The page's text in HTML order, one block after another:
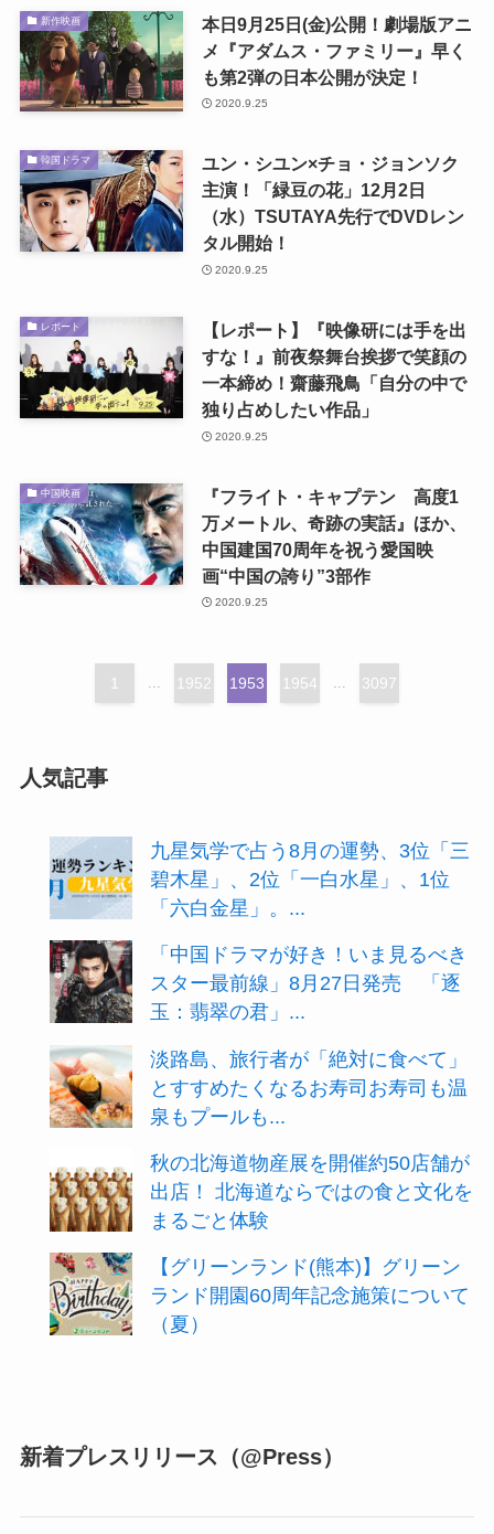
新作映画
本日9月25日(金)公開！劇場版アニ
メ『アダムス・ファミリー』早く
も第2弾の日本公開が決定！
2020.9.25
韓国ドラマ
ユン・シユン×チョ・ジョンソク
主演！「緑豆の花」12月2日
（水）TSUTAYA先行でDVDレン
タル開始！
2020.9.25
レポート
【レポート】『映像研には手を出
すな！』前夜祭舞台挨拶で笑顔の
一本締め！齋藤飛鳥「自分の中で
独り占めしたい作品」
2020.9.25
中国映画
『フライト・キャプテン 高度1
万メートル、奇跡の実話』ほか、
中国建国70周年を祝う愛国映
画“中国の誇り”3部作
2020.9.25
1 ... 1952 1953 1954 ... 3097
人気記事
九星気学で占う8月の運勢、3位「三
碧木星」、2位「一白水星」、1位
「六白金星」。...
「中国ドラマが好き！いま見るべき
スター最前線」8月27日発売 「逐
玉：翡翠の君」...
淡路島、旅行者が「絶対に食べて」
とすすめたくなるお寿司お寿司も温
泉もプールも...
秋の北海道物産展を開催約50店舗が
出店！ 北海道ならではの食と文化を
まるごと体験
【グリーンランド(熊本)】グリーン
ランド開園60周年記念施策について
（夏）
新着プレスリリース（@Press）